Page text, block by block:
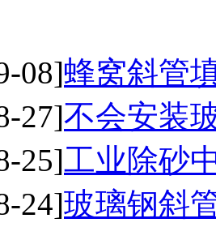
08]蜂窝斜管
27]不会安装
25]工业除砂
24]玻璃钢斜